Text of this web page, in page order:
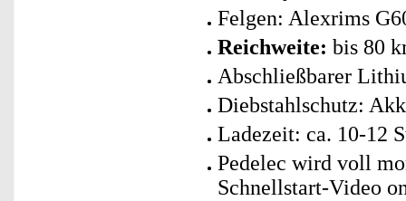
Felgen: Alexrims
Reichweite: bis 80
Abschließbarer
Diebstahlschutz:
Ladezeit: ca. 10-12
Pedelec wird voll
Schnellstart-Video